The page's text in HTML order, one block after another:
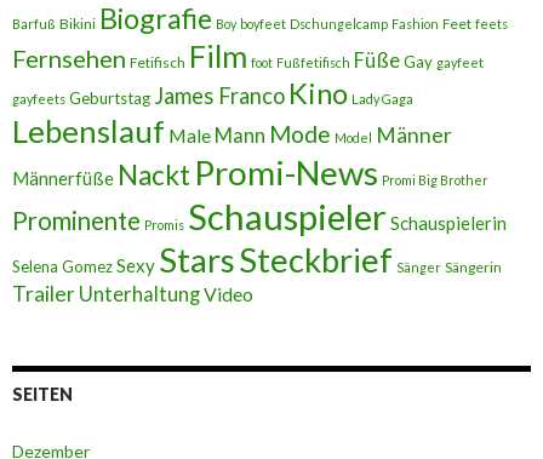
Barfuß Bikini Biografie Boy boyfeet Dschungelcamp Fashion Feet feets
Fernsehen Fetifisch Film foot Fußfetifisch FüßeGay gayfeet
gayfeets Geburtstag James Franco Kino Lady Gaga
Lebenslauf Male Mann Mode Model Männer
Männerfüße Nackt Promi-News Promi Big Brother
Prominente Promis Schauspieler Schauspielerin
Selena GomezSexy StarsSteckbrief Sänger Sängerin
Trailer UnterhaltungVideo
SEITEN
Dezember